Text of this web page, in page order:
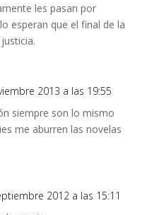
les pasan por
esperan que el final de la
2013 a las 19:55
siempre son lo mismo
me aburren las novelas
2012 a las 15:11